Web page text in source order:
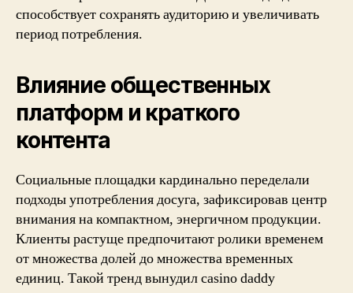
способствует сохранять аудиторию и увеличивать
период потребления.
Влияние общественных
платформ и краткого
контента
Социальные площадки кардинально переделали
подходы употребления досуга, зафиксировав центр
внимания на компактном, энергичном продукции.
Клиенты растуще предпочитают ролики временем
от множества долей до множества временных
единиц. Такой тренд вынудил casino daddy